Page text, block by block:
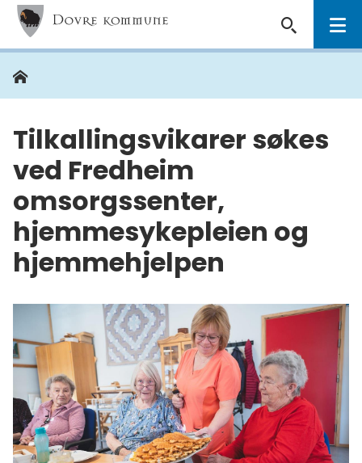
Dovre
kommune
Du
er
Hjem
Tilkallingsvikarer søkes
ved Fredheim
omsorgssenter,
hjemmesykepleien og
hjemmehjelpen